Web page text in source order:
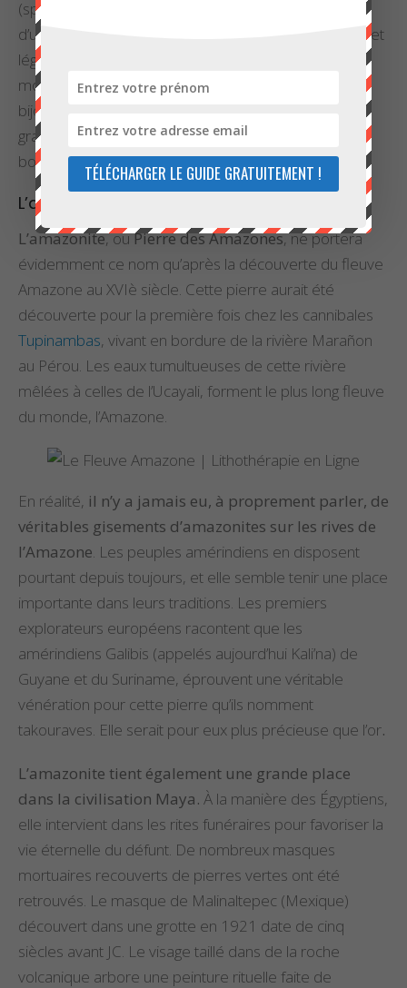
(spath vert). Il en existerait trois sortes : la première
d’un beau vert vif, la deuxième d’une teinte plus pâle et
légèrement aventurinée (pailletée), et une autre de
moindre intérêt. Les plus avenantes deviennent des
bijoux ou divers objets décoratifs, éventuellement
gravés, comme des tabatières, des vases, des
bonbonnières, etc.
L’amazonite et l’Amérique
L’amazonite, ouPierre des Amazones, ne portera
évidemment ce nom qu’après la découverte du fleuve
Amazone au XVIè siècle. Cette pierre aurait été
découverte pour la première fois chez les cannibales
Tupinambas, vivant en bordure de la rivière Marañon
au Pérou. Les eaux tumultueuses de cette rivière
mêlées à celles de l’Ucayali, forment le plus long fleuve
du monde, l’Amazone.
En réalité, il n’y a jamais eu, à proprement parler, de
véritables gisements d’amazonites sur les rives de
l’Amazone. Les peuples amérindiens en disposent
pourtant depuis toujours, et elle semble tenir une place
importante dans leurs traditions. Les premiers
explorateurs européens racontent que les
amérindiens Galibis (appelés aujourd’hui Kali’na) de
Guyane et du Suriname, éprouvent une véritable
vénération pour cette pierre qu’ils nomment
takouraves. Elle serait pour eux plus précieuse que l’or.
L’amazonite tient également une grande place
dans la civilisation Maya. À la manière des Égyptiens,
elle intervient dans les rites funéraires pour favoriser la
vie éternelle du défunt. De nombreux masques
mortuaires recouverts de pierres vertes ont été
retrouvés. Le masque de Malinaltepec (Mexique)
découvert dans une grotte en 1921 date de cinq
siècles avant JC. Le visage taillé dans de la roche
volcanique arbore une peinture rituelle faite de
TÉLÉCHARGER LE GUIDE GRATUITEMENT !